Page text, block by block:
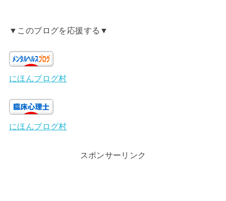
▼このブログを応援する▼
にほんブログ村
にほんブログ村
スポンサーリンク